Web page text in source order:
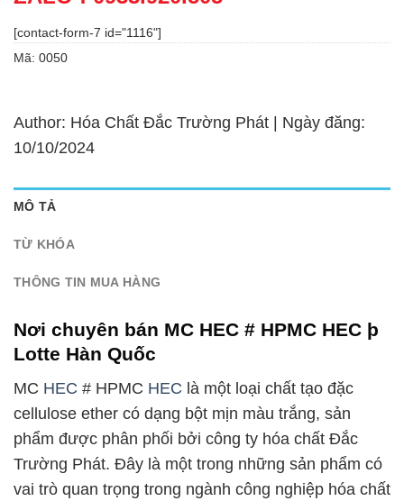
[contact-form-7 id="1116"]
Mã: 0050
Author: Hóa Chất Đắc Trường Phát | Ngày đăng:
10/10/2024
MÔ TẢ
TỪ KHÓA
THÔNG TIN MUA HÀNG
Nơi chuyên bán MC HEC # HPMC HEC þ
Lotte Hàn Quốc
MC HEC # HPMC HEC là một loại chất tạo đặc
cellulose ether có dạng bột mịn màu trắng, sản
phẩm được phân phối bởi công ty hóa chất Đắc
Trường Phát. Đây là một trong những sản phẩm có
vai trò quan trọng trong ngành công nghiệp hóa chất